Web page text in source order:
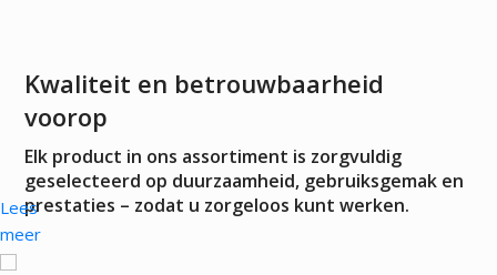
Kwaliteit en betrouwbaarheid
voorop
Elk product in ons assortiment is zorgvuldig
geselecteerd op duurzaamheid, gebruiksgemak en
prestaties – zodat u zorgeloos kunt werken.
Lees
meer